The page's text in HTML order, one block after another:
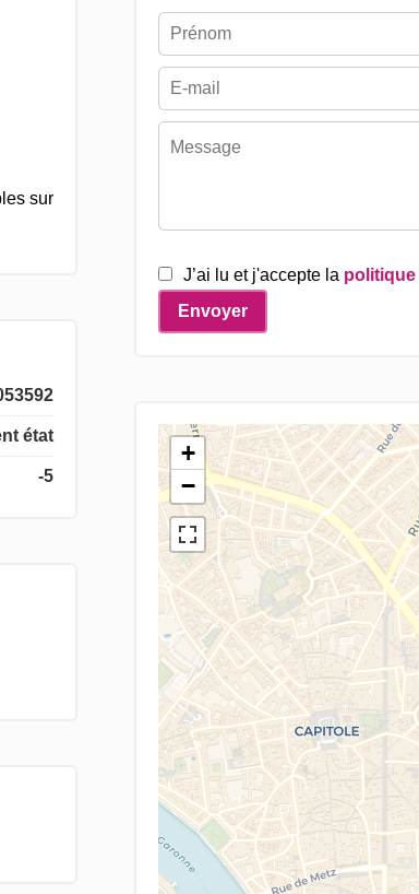
sur
état
-5
J’ai lu et j'accepte la
Envoyer
+
−